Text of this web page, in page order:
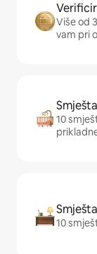
Više od
vam pri
10
10